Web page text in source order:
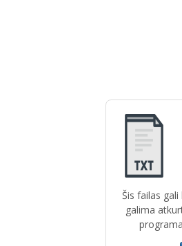
Šis failas
galima